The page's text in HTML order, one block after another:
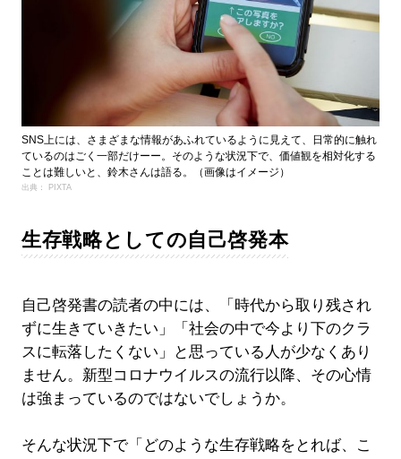
SNS上には、さまざまな情報があふれているように見えて、日常的に触れ
ているのはごく一部だけーー。そのような状況下で、価値観を相対化する
ことは難しいと、鈴木さんは語る。（画像はイメージ）
出典： PIXTA
生存戦略としての自己啓発本
自己啓発書の読者の中には、「時代から取り残され
ずに生きていきたい」「社会の中で今より下のクラ
スに転落したくない」と思っている人が少なくあり
ません。新型コロナウイルスの流行以降、その心情
は強まっているのではないでしょうか。
そんな状況下で「どのような生存戦略をとれば、こ